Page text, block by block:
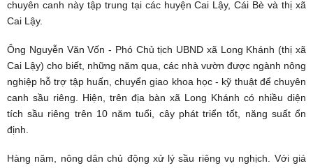
chuyên canh này tập trung tại các huyện Cai Lậy, Cái Bè và thị xã
Cai Lậy.
Ông Nguyễn Văn Vốn - Phó Chủ tịch UBND xã Long Khánh (thị xã
Cai Lậy) cho biết, những năm qua, các nhà vườn được ngành nông
nghiệp hỗ trợ tập huấn, chuyển giao khoa học - kỹ thuật để chuyên
canh sầu riêng. Hiện, trên địa bàn xã Long Khánh có nhiều diện
tích sầu riêng trên 10 năm tuổi, cây phát triển tốt, năng suất ổn
định.
Hàng năm, nông dân chủ động xử lý sầu riêng vụ nghịch. Với giá